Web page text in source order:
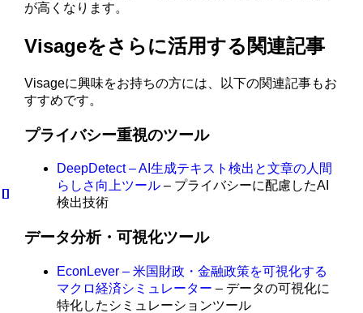
が高くなります。
Visageをさらに活用する関連記事
Visageに興味をお持ちの方には、以下の関連記事もお
すすめです。
プライバシー重視のツール
DeepDetect – AI生成テキスト検出と文章の人間
らしさ向上ツール – プライバシーに配慮したAI
検出技術
データ分析・可視化ツール
EconLever – 米国財政・金融政策を可視化する
マクロ経済シミュレーター – データの可視化に
特化したシミュレーションツール